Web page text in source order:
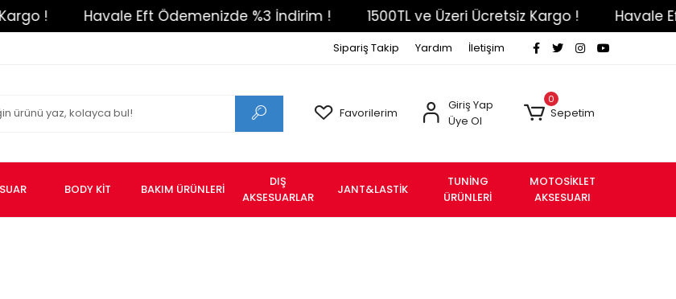
Havale Eft Ödemenizde %3 İndirim ! 1500TL ve Üzeri Ücretsiz Kargo ! Havale Eft
Sipariş Takip Yardım İletişim
Favorilerim
Giriş Yap
Üye Ol
0
Sepetim
BODY KİT BAKIM ÜRÜNLERİ
DIŞ
AKSESUARLAR
JANT&LASTİK
TUNİNG
ÜRÜNLERİ
MOTOSİKLET
AKSESUARI